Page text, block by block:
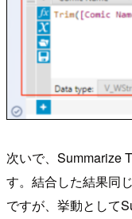
次いで、Summarize
す。結合した結果同
ですが、挙動として